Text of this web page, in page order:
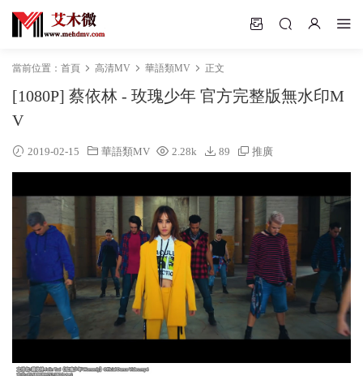
當前位置： 首頁 高清MV 華語類MV 正文
[1080P] 蔡依林 - 玫瑰少年 官方完整版無水印M
V
2019-02-15 華語類MV 2.28k 89 推廣